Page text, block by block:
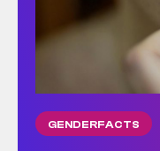
GENDERFACTS